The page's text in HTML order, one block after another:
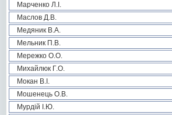
Марченко Л.І.
Маслов Д.В.
Медяник В.А.
Мельник П.В.
Мережко О.О.
Михайлюк Г.О.
Мокан В.І.
Мошенець О.В.
Мурдій І.Ю.